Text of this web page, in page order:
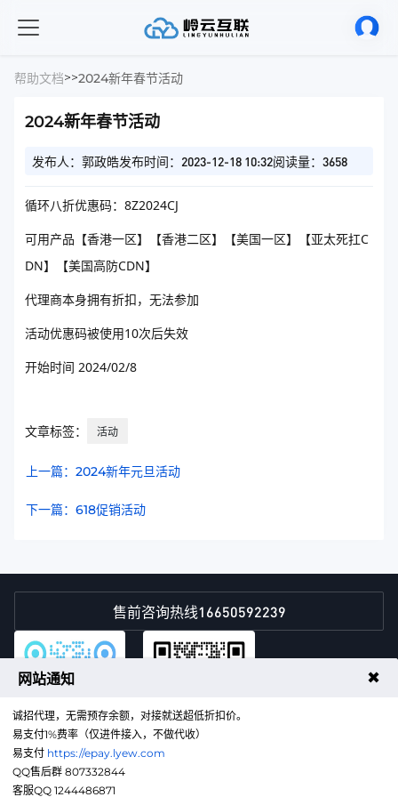
帮助文档>>2024新年春节活动
2024新年春节活动
发布人：郭政皓发布时间：2023-12-18 10:32阅读量：3658
循环八折优惠码：8Z2024CJ
可用产品【香港一区】【香港二区】【美国一区】【亚太死扛C
DN】【美国高防CDN】
代理商本身拥有折扣，无法参加
活动优惠码被使用10次后失效
开始时间 2024/02/8
文章标签： 活动
上一篇：2024新年元旦活动
下一篇：618促销活动
售前咨询热线16650592239
QQ售后群
网站通知 ✖
诚招代理，无需预存余额，对接就送超低折扣价。
易支付1%费率（仅进件接入，不做代收）
易支付 https://epay.lyew.com
QQ售后群 807332844
客服QQ 1244486871